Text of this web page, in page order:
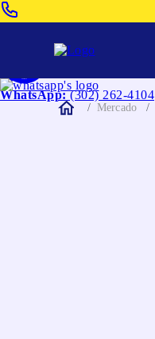
WhatsApp: (302) 262-4104
Mercado